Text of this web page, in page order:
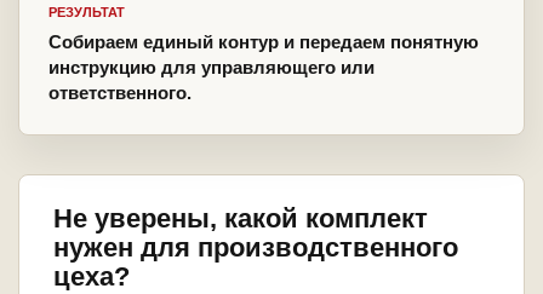
РЕЗУЛЬТАТ
Собираем единый контур и передаем понятную
инструкцию для управляющего или
ответственного.
Не уверены, какой комплект
нужен для производственного
цеха?